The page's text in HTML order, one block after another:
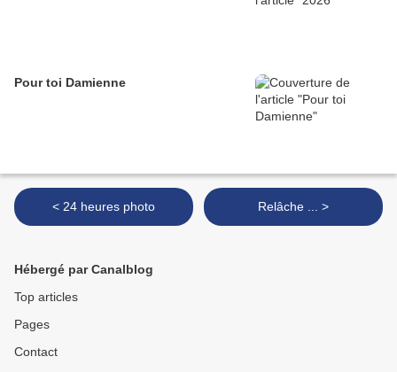
Pour toi Damienne
< 24 heures photo Relâche ... >
Hébergé par Canalblog
Top articles
Pages
Contact